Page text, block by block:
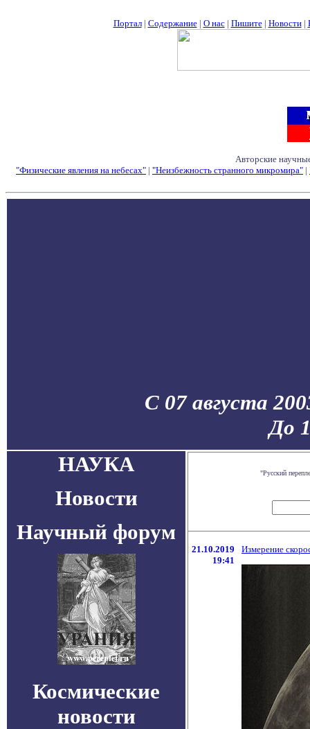
Портал| Содержание| О нас| Пишите| Новости|
Авторские
"Физические явления на небесах" | "Неизбежность странного микромира" |
С 07 августа
До
НАУКА
Новости
Научный форум
Космические
новости
"Русский
21.10.2019
19:41
Измерение